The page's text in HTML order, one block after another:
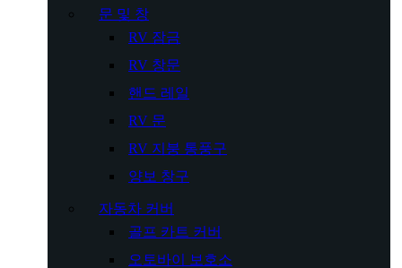
문 및 창
RV 잠금
RV 창문
핸드 레일
RV 문
RV 지붕 통풍구
양보 창구
자동차 커버
골프 카트 커버
오토바이 보호소